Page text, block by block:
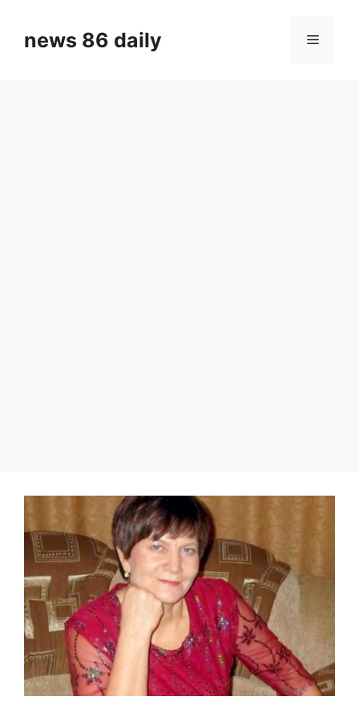
contentnews 86 daily Menu